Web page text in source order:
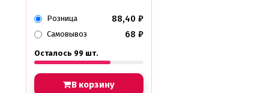
Розница 88,40 ₽
Самовывоз 68 ₽
Осталось 99 шт.
В корзину